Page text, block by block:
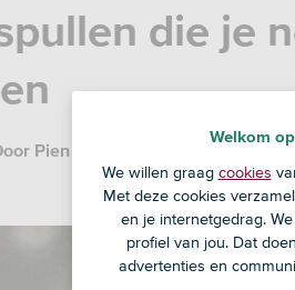
die je
Pien
Welkom
We willen graag cookies
Met deze cookies
en je internetgedrag.
profiel van jou. Dat
advertenties en